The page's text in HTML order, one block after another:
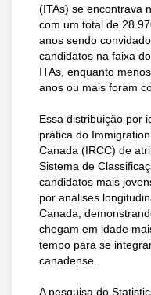
(ITAs) se encontrava
com um total de
anos sendo
candidatos na faixa
ITAs, enquanto
anos ou mais foram
Essa distribuição por
prática do
Canada (IRCC) de
Sistema de
candidatos mais
por análises
Canada,
chegam em idade
tempo para se
canadense.
A pesquisa do